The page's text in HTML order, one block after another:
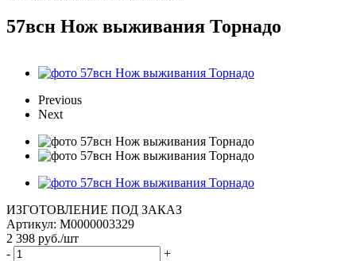
57всн Нож выживания Торнадо
Previous
Next
ИЗГОТОВЛЕНИЕ ПОД ЗАКАЗ
Артикул: М0000003329
2 398 руб./шт
-
+